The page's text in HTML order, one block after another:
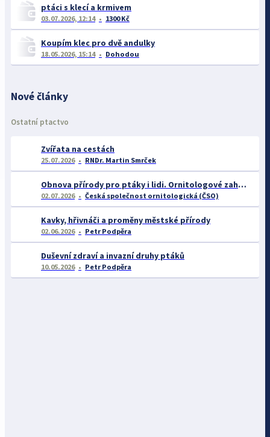
ptáci s klecí a krmivem
03.07.2026, 12:14 1300 Kč
Koupím klec pro dvě andulky
18.05.2026, 15:14 Dohodou
Nové články
Ostatní ptactvo
Zvířata na cestách
25.07.2026 RNDr. Martin Smrček
Obnova přírody pro ptáky i lidi. Ornitologové zahájili důležitý projekt pro rozvoj Střimické výsypky
02.07.2026 Česká společnost ornitologická (ČSO)
Kavky, hřivnáči a proměny městské přírody
02.06.2026 Petr Podpěra
Duševní zdraví a invazní druhy ptáků
10.05.2026 Petr Podpěra